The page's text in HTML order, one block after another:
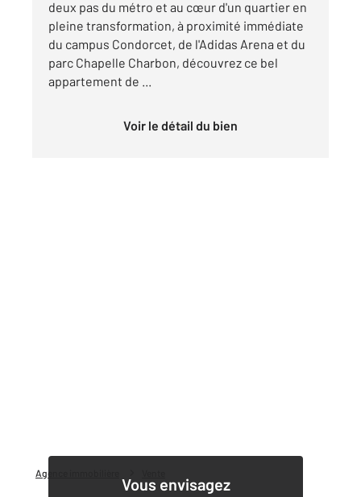
Agence immobilière
deux pas du métro et au cœur d'un quartier en
pleine transformation, à proximité immédiate
du campus Condorcet, de l'Adidas Arena et du
parc Chapelle Charbon, découvrez ce bel
appartement de ...
Voir le détail du bien
Vous envisagez